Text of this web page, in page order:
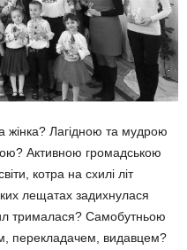
Лагідною та мудрою
Активною громадською
котра на схилі літ
лещатах задихнулася
трималася? Самобутньою
перекладачем, видавцем?